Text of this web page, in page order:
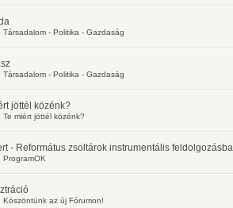
Társadalom - Politika - Gazdaság
Társadalom - Politika - Gazdaság
jöttél közénk?
Te miért jöttél közénk?
- Református zsoltárok instrumentális
ProgramOK
Köszöntünk az új Fórumon!